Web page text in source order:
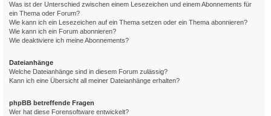
Was ist der Unterschied zwischen einem Lesezeichen und einem Abonnements für
ein Thema oder Forum?
Wie kann ich ein Lesezeichen auf ein Thema setzen oder ein Thema abonnieren?
Wie kann ich ein Forum abonnieren?
Wie deaktiviere ich meine Abonnements?
Dateianhänge
Welche Dateianhänge sind in diesem Forum zulässig?
Kann ich eine Übersicht all meiner Dateianhänge erhalten?
phpBB betreffende Fragen
Wer hat diese Forensoftware entwickelt?